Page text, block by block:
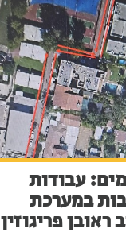
עבודות
במערכת
ראובן פריגוזין